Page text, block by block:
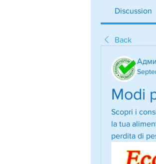
Discussion
Back
Modi
Scopri i
la tua
perdita di